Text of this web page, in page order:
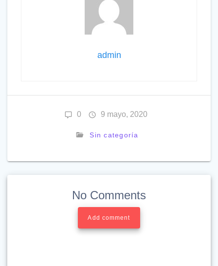
admin
0 9 mayo, 2020
Sin categoría
No Comments
Add comment